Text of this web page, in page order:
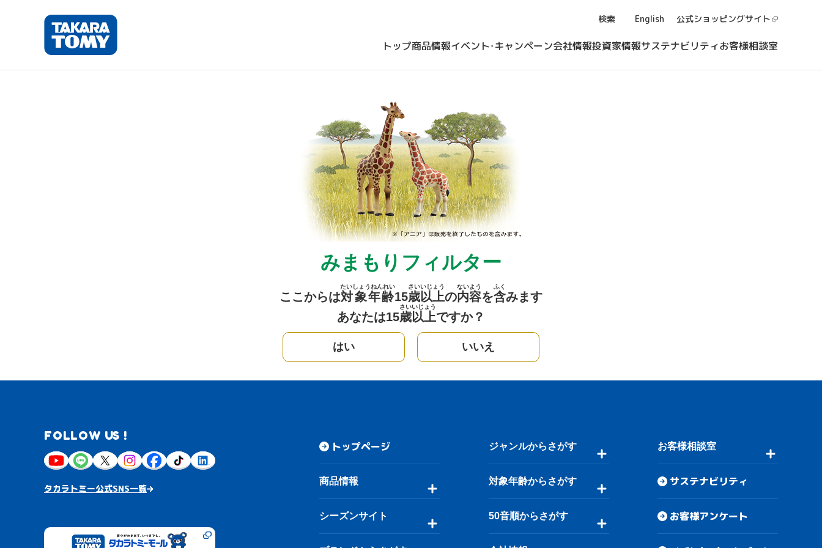
検索 English 公式ショッピングサイト
トップ商品情報イベント・キャンペーン会社情報投資家情報サステナビリティお客様相談室
みまもりフィルター
ここからは対象年齢
たいしょうねんれい
15歳
さい
以上
いじょう
の内容
ないよう
を含
ふく
みます
あなたは15歳
さい
以上
いじょう
ですか？
はい いいえ
FOLLOW US !
タカラトミー公式SNS一覧
トップページ
商品情報
シーズンサイト
ジャンルからさがす
対象年齢からさがす
50音順からさがす
お客様相談室
サステナビリティ
お客様アンケート